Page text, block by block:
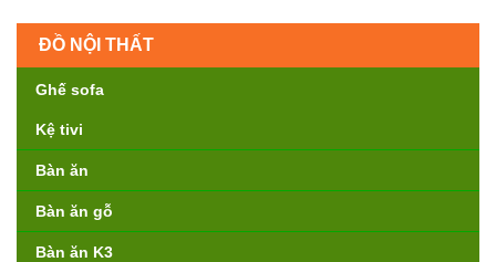
ĐỒ NỘI THẤT
Ghế sofa
Kệ tivi
Bàn ăn
Bàn ăn gỗ
Bàn ăn K3